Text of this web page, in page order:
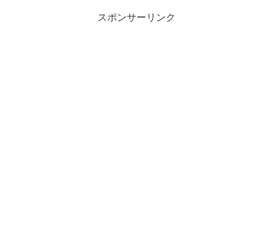
スポンサーリンク